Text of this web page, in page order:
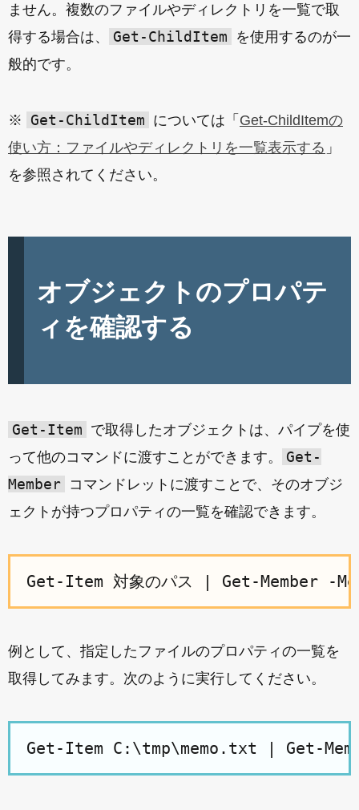
ません。複数のファイルやディレクトリを一覧で取
得する場合は、
Get-ChildItem
を使用するのが一
般的です。
※ Get-ChildItem については「 Get-ChildItemの
使い方：ファイルやディレクトリを一覧表示する 」
を参照されてください。
オブジェクトのプロパテ
ィを確認する
Get-Item で取得したオブジェクトは、パイプを使
って他のコマンドに渡すことができます。
Get-
Member コマンドレットに渡すことで、そのオブジ
ェクトが持つプロパティの一覧を確認できます。
例として、指定したファイルのプロパティの一覧を
取得してみます。次のように実行してください。